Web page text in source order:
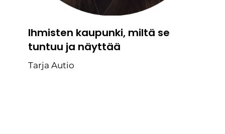
Ihmisten kaupunki, miltä se
tuntuu ja näyttää
Tarja Autio